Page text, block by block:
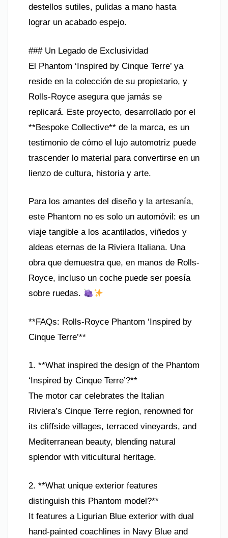
destellos sutiles, pulidas a mano hasta
lograr un acabado espejo.
### Un Legado de Exclusividad
El Phantom ‘Inspired by Cinque Terre’ ya
reside en la colección de su propietario, y
Rolls-Royce asegura que jamás se
replicará. Este proyecto, desarrollado por el
**Bespoke Collective** de la marca, es un
testimonio de cómo el lujo automotriz puede
trascender lo material para convertirse en un
lienzo de cultura, historia y arte.
Para los amantes del diseño y la artesanía,
este Phantom no es solo un automóvil: es un
viaje tangible a los acantilados, viñedos y
aldeas eternas de la Riviera Italiana. Una
obra que demuestra que, en manos de Rolls-
Royce, incluso un coche puede ser poesía
sobre ruedas.
**FAQs: Rolls-Royce Phantom ‘Inspired by
Cinque Terre’**
1. **What inspired the design of the Phantom
‘Inspired by Cinque Terre’?**
The motor car celebrates the Italian
Riviera’s Cinque Terre region, renowned for
its cliffside villages, terraced vineyards, and
Mediterranean beauty, blending natural
splendor with viticultural heritage.
2. **What unique exterior features
distinguish this Phantom model?**
It features a Ligurian Blue exterior with dual
hand-painted coachlines in Navy Blue and